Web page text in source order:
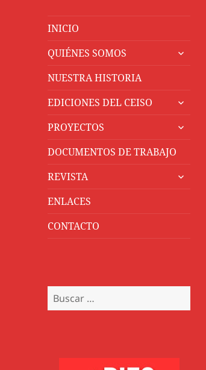
INICIO
QUIÉNES SOMOS
expande
NUESTRA HISTORIA
EDICIONES DEL CEISO
expande
menú
PROYECTOS
expande
menú
DOCUMENTOS DE TRABAJO
REVISTA
expande
ENLACES
CONTACTO
Buscar: